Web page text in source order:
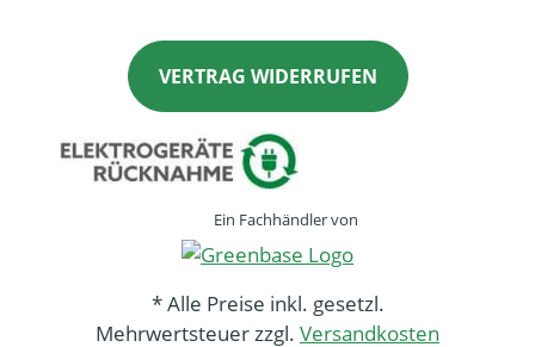
VERTRAG WIDERRUFEN
Ein Fachhändler von
* Alle Preise inkl. gesetzl.
Mehrwertsteuer zzgl. Versandkosten